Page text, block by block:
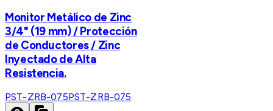
Monitor Metálico de Zinc
3/4" (19 mm) / Protección
de Conductores / Zinc
Inyectado de Alta
Resistencia.
PST-ZRB-075PST-ZRB-075